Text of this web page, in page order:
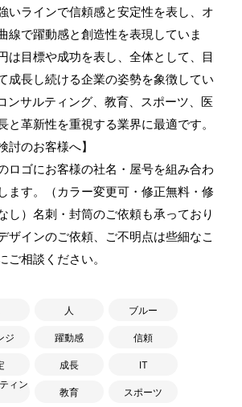
いラインで信頼感と安定性を表し、オ
線で躍動感と創造性を表現していま
は目標や成功を表し、全体として、目
成長し続ける企業の姿勢を象徴してい
ンサルティング、教育、スポーツ、医
と革新性を重視する業界に最適です。
討のお客様へ】
ロゴにお客様の社名・屋号を組み合わ
ます。（カラー変更可・修正無料・修
し）名刺・封筒のご依頼も承っており
ザインのご依頼、ご不明点は些細なこ
ご相談ください。
人 ブルー
ジ 躍動感 信頼
成長
IT
ィン
教育 スポーツ